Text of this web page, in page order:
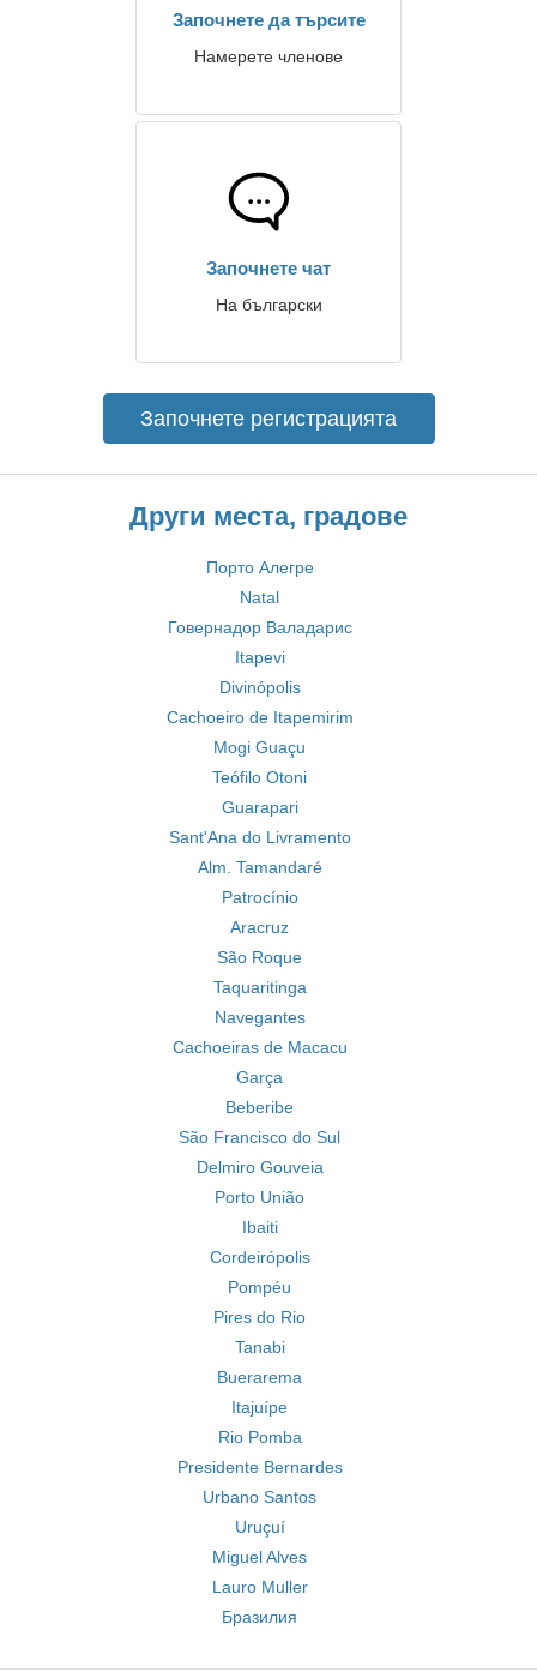
Започнете да търсите
Намерете членове
Започнете чат
На български
Започнете регистрацията
Други места, градове
Порто Алегре
Natal
Говернадор Валадарис
Itapevi
Divinópolis
Cachoeiro de Itapemirim
Mogi Guaçu
Teófilo Otoni
Guarapari
Sant'Ana do Livramento
Alm. Tamandaré
Patrocínio
Aracruz
São Roque
Taquaritinga
Navegantes
Cachoeiras de Macacu
Garça
Beberibe
São Francisco do Sul
Delmiro Gouveia
Porto União
Ibaiti
Cordeirópolis
Pompéu
Pires do Rio
Tanabi
Buerarema
Itajuípe
Rio Pomba
Presidente Bernardes
Urbano Santos
Uruçuí
Miguel Alves
Lauro Muller
Бразилия